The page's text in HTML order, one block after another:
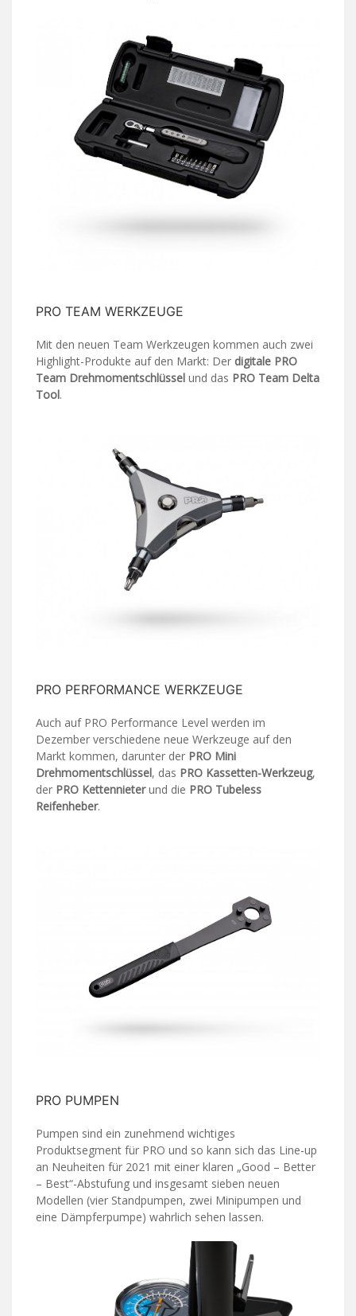
PRO TEAM WERKZEUGE
Mit den neuen Team Werkzeugen kommen auch zwei
Highlight-Produkte auf den Markt: Der digitale PRO
Team Drehmomentschlüssel und das PRO Team Delta
Tool.
PRO PERFORMANCE WERKZEUGE
Auch auf PRO Performance Level werden im
Dezember verschiedene neue Werkzeuge auf den
Markt kommen, darunter der PRO Mini
Drehmomentschlüssel, das PRO Kassetten-Werkzeug,
der PRO Kettennieterund die PRO Tubeless
Reifenheber.
PRO PUMPEN
Pumpen sind ein zunehmend wichtiges
Produktsegment für PRO und so kann sich das Line-up
an Neuheiten für 2021 mit einer klaren „Good – Better
– Best“-Abstufung und insgesamt sieben neuen
Modellen (vier Standpumpen, zwei Minipumpen und
eine Dämpferpumpe) wahrlich sehen lassen.